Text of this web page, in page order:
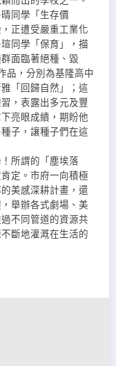
同學「生存價
正遭受嚴重工業化
同學「保育」，描
面臨著絕種、毀
品，分別為基隆高中
「回歸自然」；這
，表露出多元及豐
亮眼成績，期盼他
子，讓種子們在這
所謂的「塵埃落
定。市府一向積極
美感深耕計畫，還
舉辦各式劇場、美
不同管道的資源共
斷地灌溉在生活的